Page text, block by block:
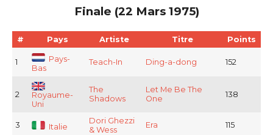
Finale (22 Mars 1975)
# Pays Artiste Titre Points
1
Pays-
Bas
Teach-In Ding-a-dong 152
2
Royaume-
Uni
The
Shadows
Let Me Be The
One
138
3 Italie
Dori Ghezzi
& Wess
Era 115